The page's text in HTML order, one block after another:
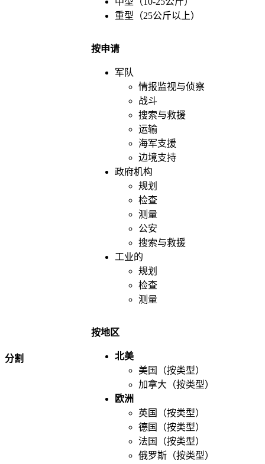
分割
重型（25公斤以上）
按申请
军队
情报监视与侦察
战斗
搜索与救援
运输
海军支援
边境支持
政府机构
规划
检查
测量
公安
搜索与救援
工业的
规划
检查
测量
按地区
北美
美国（按类型）
加拿大（按类型）
欧洲
英国（按类型）
德国（按类型）
法国（按类型）
俄罗斯（按类型）